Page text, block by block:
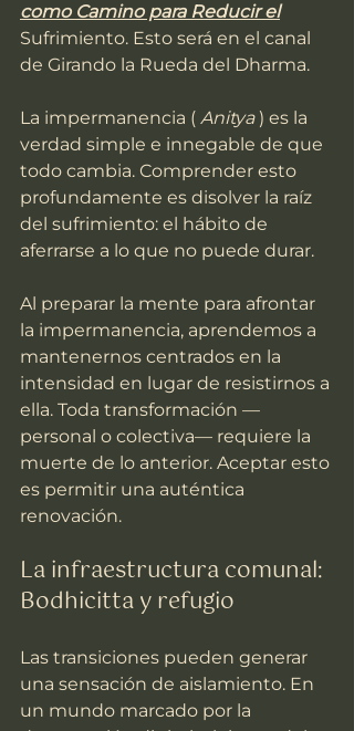
como Camino para Reducir el
Sufrimiento. Esto será en el canal
de Girando la Rueda del Dharma.
La impermanencia ( Anitya ) es la
verdad simple e innegable de que
todo cambia. Comprender esto
profundamente es disolver la raíz
del sufrimiento: el hábito de
aferrarse a lo que no puede durar.
Al preparar la mente para afrontar
la impermanencia, aprendemos a
mantenernos centrados en la
intensidad en lugar de resistirnos a
ella. Toda transformación —
personal o colectiva— requiere la
muerte de lo anterior. Aceptar esto
es permitir una auténtica
renovación.
La infraestructura comunal:
Bodhicitta y refugio
Las transiciones pueden generar
una sensación de aislamiento. En
un mundo marcado por la